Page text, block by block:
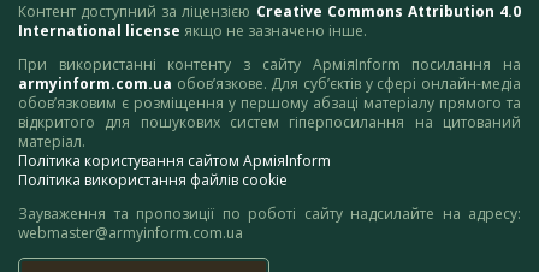
Контент доступний за ліцензією Creative Commons Attribution 4.0
International license якщо не зазначено інше.
При використанні контенту з сайту АрміяInform посилання на
armyinform.com.ua обов’язкове. Для суб’єктів у сфері онлайн-медіа
обов’язковим є розміщення у першому абзаці матеріалу прямого та
відкритого для пошукових систем гіперпосилання на цитований
матеріал.
Політика користування сайтом АрміяInform
Політика використання файлів cookie
Зауваження та пропозиції по роботі сайту надсилайте на адресу:
webmaster@armyinform.com.ua